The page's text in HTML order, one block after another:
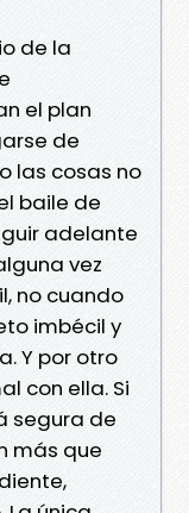
de la
el plan
de
las cosas no
baile de
adelante
vez
no cuando
imbécil y
Y por otro
con ella. Si
segura de
más que